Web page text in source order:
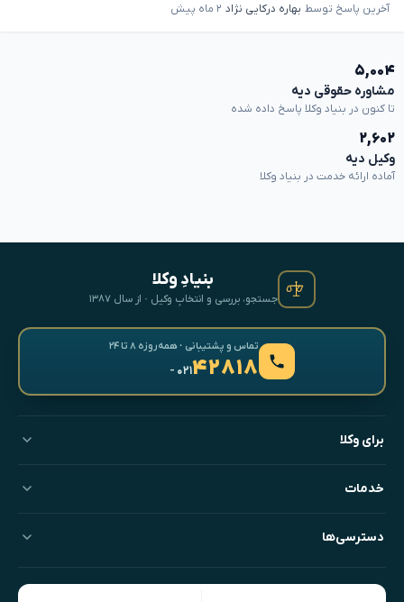
آخرین پاسخ توسط بهاره درکایی نژاد ۲ ماه پیش
۵,۰۰۴
مشاوره حقوقی دیه
تا کنون در بنیاد وکلا پاسخ داده شده
۲,۶۰۲
وکیل دیه
آماده ارائه خدمت در بنیاد وکلا
بنیادِ وکلا
جستجو، بررسی و انتخابِ وکیل · از سال ۱۳۸۷
تماس و پشتیبانی · همه‌روزه ۸ تا ۲۴
۴۲۸۱۸- ۰۲۱
برای وکلا
خدمات
دسترسی‌ها